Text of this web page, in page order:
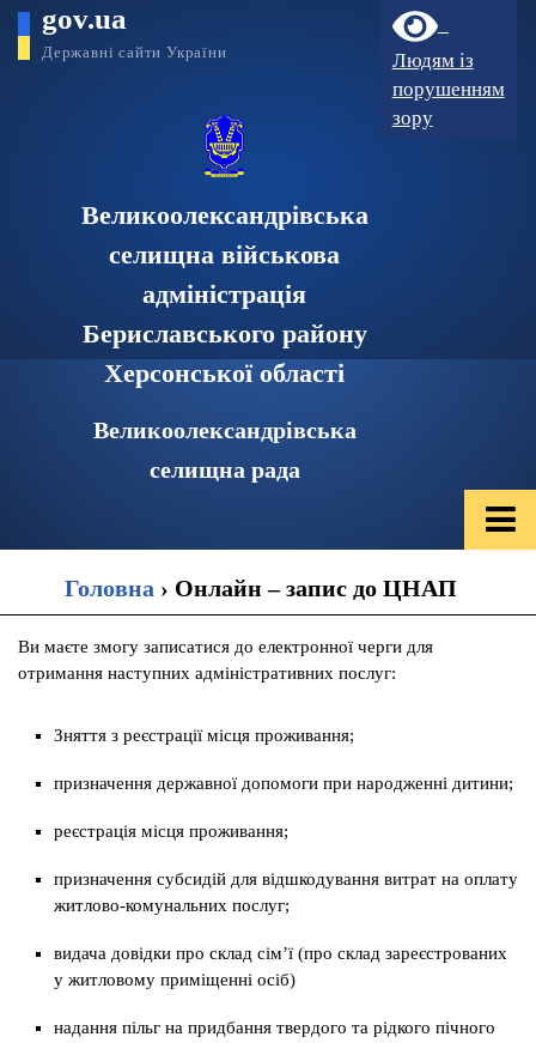
gov.ua
Державні сайти України
Великоолександрівська
селищна військова
адміністрація
Бериславського району
Херсонської області
Великоолександрівська
селищна рада
Людям із
порушенням
зору
Головна › Онлайн – запис до ЦНАП
Ви маєте змогу записатися до електронної черги для
отримання наступних адміністративних послуг:
Зняття з реєстрації місця проживання;
призначення державної допомоги при народженні дитини;
реєстрація місця проживання;
призначення субсидій для відшкодування витрат на оплату
житлово-комунальних послуг;
видача довідки про склад сім’ї (про склад зареєстрованих
у житловому приміщенні осіб)
надання пільг на придбання твердого та рідкого пічного